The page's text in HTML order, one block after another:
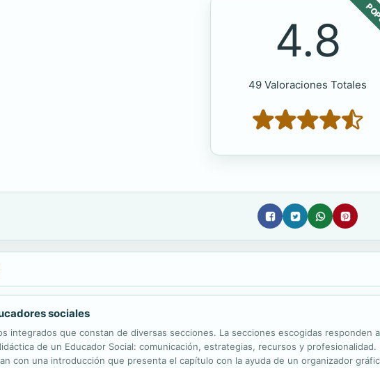
4.8
49 Valoraciones Totales
sociales
integrados que constan de diversas secciones. La secciones escogidas responden
de un Educador Social: comunicación, estrategias, recursos y
con una introducción que presenta el capítulo con la ayuda de un organizador